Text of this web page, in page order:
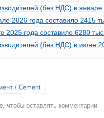
(без НДС) в январе
2026 года составило 2415
2025 года составило 6280
(без НДС) в июне
/ Cement
, чтобы оставлять комментарии